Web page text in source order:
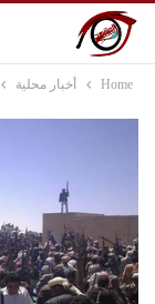
Home أخبار محلية